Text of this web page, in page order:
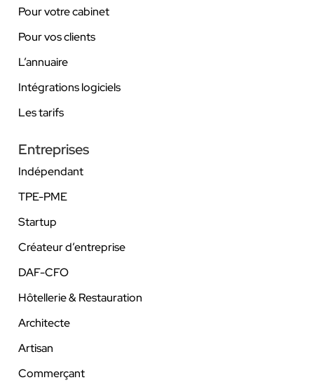
Pour votre cabinet
Pour vos clients
L’annuaire
Intégrations logiciels
Les tarifs
Entreprises
Indépendant
TPE-PME
Startup
Créateur d’entreprise
DAF-CFO
Hôtellerie & Restauration
Architecte
Artisan
Commerçant